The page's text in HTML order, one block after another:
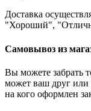
Доставка
"Хороший",
Самовывоз из
Вы можете забрать
может ваш друг или
на кого оформлен